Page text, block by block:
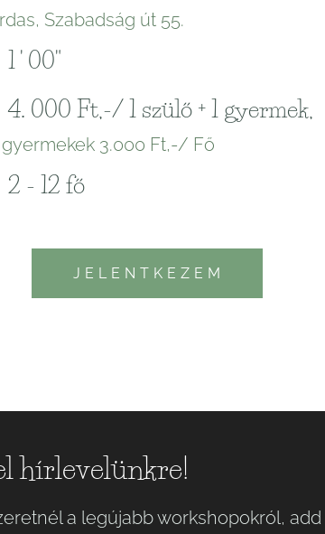
Szabadság út 55.
1 ' 00"
4. 000 Ft,-/ 1 szülő + 1 gyermek,
3.000 Ft,-/ Fő
2 - 12 fő
J E L E N T K E Z E M
hírlevelünkre!
a legújabb workshopokról,